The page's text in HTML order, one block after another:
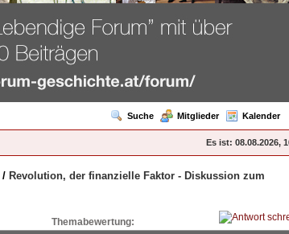
Suche Mitglieder Kalender
Es ist: 08.08.2026,
/ Revolution, der finanzielle Faktor - Diskussion zum
Themabewertung: